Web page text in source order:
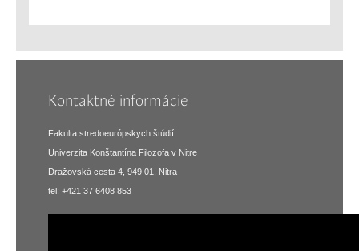
Kontaktné informácie
Fakulta stredoeurópskych štúdií
Univerzita Konštantína Filozofa v Nitre
Dražovská cesta 4, 949 01, Nitra
tel: +421 37 6408 853